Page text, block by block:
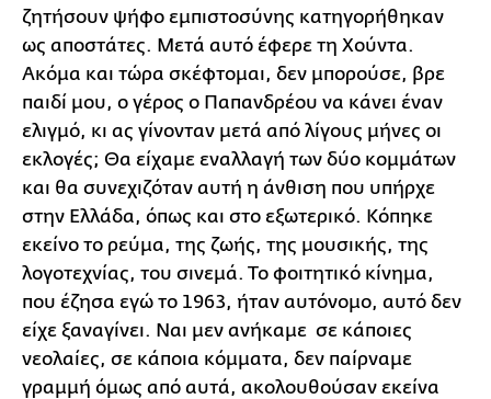
ζητήσουν ψήφο εμπιστοσύνης κατηγορήθηκαν
ως αποστάτες. Μετά αυτό έφερε τη Χούντα.
Ακόμα και τώρα σκέφτομαι, δεν μπορούσε, βρε
παιδί μου, ο γέρος ο Παπανδρέου να κάνει έναν
ελιγμό, κι ας γίνονταν μετά από λίγους μήνες οι
εκλογές; Θα είχαμε εναλλαγή των δύο κομμάτων
και θα συνεχιζόταν αυτή η άνθιση που υπήρχε
στην Ελλάδα, όπως και στο εξωτερικό. Κόπηκε
εκείνο το ρεύμα, της ζωής, της μουσικής, της
λογοτεχνίας, του σινεμά. Το φοιτητικό κίνημα,
που έζησα εγώ το 1963, ήταν αυτόνομο, αυτό δεν
είχε ξαναγίνει. Ναι μεν ανήκαμε σε κάποιες
νεολαίες, σε κάποια κόμματα, δεν παίρναμε
γραμμή όμως από αυτά, ακολουθούσαν εκείνα